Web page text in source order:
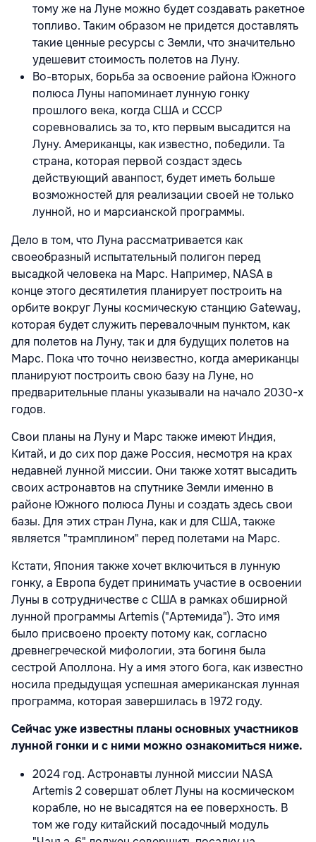
тому же на Луне можно будет создавать ракетное
топливо. Таким образом не придется доставлять
такие ценные ресурсы с Земли, что значительно
удешевит стоимость полетов на Луну.
Во-вторых, борьба за освоение района Южного
полюса Луны напоминает лунную гонку
прошлого века, когда США и СССР
соревновались за то, кто первым высадится на
Луну. Американцы, как известно, победили. Та
страна, которая первой создаст здесь
действующий аванпост, будет иметь больше
возможностей для реализации своей не только
лунной, но и марсианской программы.
Дело в том, что Луна рассматривается как
своеобразный испытательный полигон перед
высадкой человека на Марс. Например, NASA в
конце этого десятилетия планирует построить на
орбите вокруг Луны космическую станцию Gateway,
которая будет служить перевалочным пунктом, как
для полетов на Луну, так и для будущих полетов на
Марс. Пока что точно неизвестно, когда американцы
планируют построить свою базу на Луне, но
предварительные планы указывали на начало 2030-х
годов.
Свои планы на Луну и Марс также имеют Индия,
Китай, и до сих пор даже Россия, несмотря на крах
недавней лунной миссии. Они также хотят высадить
своих астронавтов на спутнике Земли именно в
районе Южного полюса Луны и создать здесь свои
базы. Для этих стран Луна, как и для США, также
является "трамплином" перед полетами на Марс.
Кстати, Япония также хочет включиться в лунную
гонку, а Европа будет принимать участие в освоении
Луны в сотрудничестве с США в рамках обширной
лунной программы Artemis ("Артемида"). Это имя
было присвоено проекту потому как, согласно
древнегреческой мифологии, эта богиня была
сестрой Аполлона. Ну а имя этого бога, как известно
носила предыдущая успешная американская лунная
программа, которая завершилась в 1972 году.
Сейчас уже известны планы основных участников
лунной гонки и с ними можно ознакомиться ниже.
2024 год. Астронавты лунной миссии NASA
Artemis 2 совершат облет Луны на космическом
корабле, но не высадятся на ее поверхность. В
том же году китайский посадочный модуль